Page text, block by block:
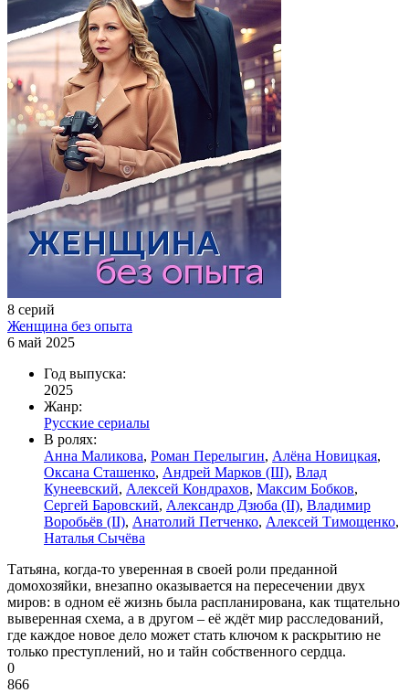
8 серий
Женщина без опыта
6 май 2025
Год выпуска:
2025
Жанр:
Русские сериалы
В ролях:
Анна Маликова, Роман Перелыгин, Алёна Новицкая,
Оксана Сташенко, Андрей Марков (III), Влад
Кунеевский, Алексей Кондрахов, Максим Бобков,
Сергей Баровский, Александр Дзюба (II), Владимир
Воробьёв (II), Анатолий Петченко, Алексей Тимощенко,
Наталья Сычёва
Татьяна, когда-то уверенная в своей роли преданной
домохозяйки, внезапно оказывается на пересечении двух
миров: в одном её жизнь была распланирована, как тщательно
выверенная схема, а в другом – её ждёт мир расследований,
где каждое новое дело может стать ключом к раскрытию не
только преступлений, но и тайн собственного сердца.
0
866